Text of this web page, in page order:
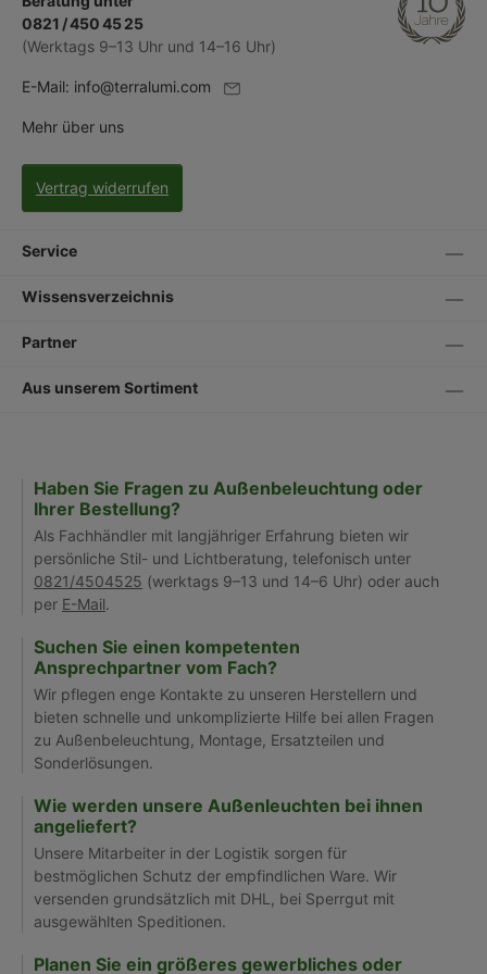
0821 / 450 45 25
(Werktags 9–13 Uhr und 14–16 Uhr)
E-Mail: info@terralumi.com
Mehr über uns
Vertrag widerrufen
Service
Wissensverzeichnis
Partner
Aus unserem Sortiment
Haben Sie Fragen zu Außenbeleuchtung oder
Ihrer Bestellung?
Als Fachhändler mit langjähriger Erfahrung bieten wir
persönliche Stil- und Lichtberatung, telefonisch unter
0821/4504525 (werktags 9–13 und 14–6 Uhr) oder auch
per E-Mail.
Suchen Sie einen kompetenten
Ansprechpartner vom Fach?
Wir pflegen enge Kontakte zu unseren Herstellern und
bieten schnelle und unkomplizierte Hilfe bei allen Fragen
zu Außenbeleuchtung, Montage, Ersatzteilen und
Sonderlösungen.
Wie werden unsere Außenleuchten bei ihnen
angeliefert?
Unsere Mitarbeiter in der Logistik sorgen für
bestmöglichen Schutz der empfindlichen Ware. Wir
versenden grundsätzlich mit DHL, bei Sperrgut mit
ausgewählten Speditionen.
Planen Sie ein größeres gewerbliches oder